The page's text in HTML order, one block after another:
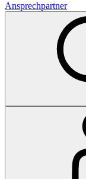
Ansprechpartner